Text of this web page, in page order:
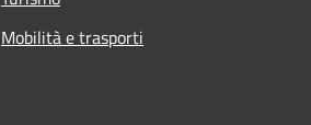
Mobilità e trasporti